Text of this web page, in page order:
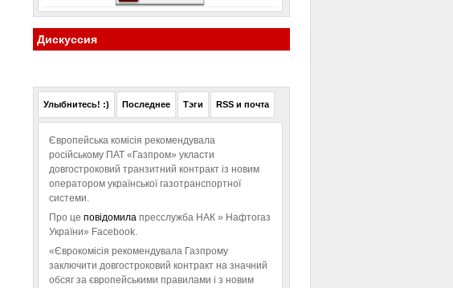
Дискуссия
Улыбнитесь! :) Последнее Тэги RSS и почта
Європейська комісія рекомендувала
російському ПАТ «Газпром» укласти
довгостроковий транзитний контракт із новим
оператором української газотранспортної
системи.
Про це повідомила пресслужба НАК » Нафтогаз
України» Facebook.
«Єврокомісія рекомендувала Газпрому
заключити довгостроковий контракт на значний
обсяг за європейськими правилами і з новим